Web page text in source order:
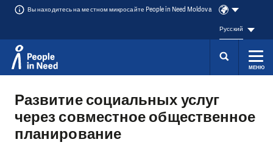
Вы находитесь на местном микросайте People in Need Moldova
Русский
МЕНЮ
Развитие социальных услуг
через совместное общественное
планирование